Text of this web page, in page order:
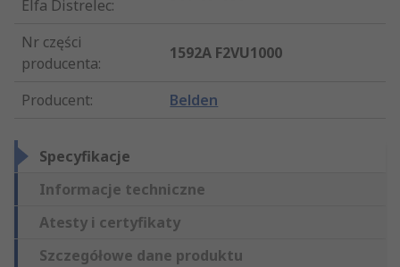
Elfa Distrelec:
Nr części
producenta:
1592A F2VU1000
Producent: Belden
Specyfikacje
Informacje techniczne
Atesty i certyfikaty
Szczegółowe dane produktu